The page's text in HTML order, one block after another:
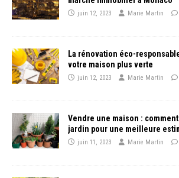
juin 12, 2023 Marie Martin
La rénovation éco-
votre maison plus verte
juin 12, 2023 Marie Martin
Vendre une maison :
jardin pour une meilleure
juin 11, 2023 Marie Martin